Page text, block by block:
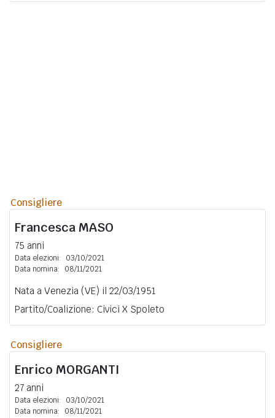
Consigliere
Francesca MASO
75 anni
Data elezioni:
03/10/2021
Data nomina:
08/11/2021
Nata a Venezia (VE) il 22/03/1951
Partito/Coalizione: Civici X Spoleto
Consigliere
Enrico MORGANTI
27 anni
Data elezioni:
03/10/2021
Data nomina:
08/11/2021